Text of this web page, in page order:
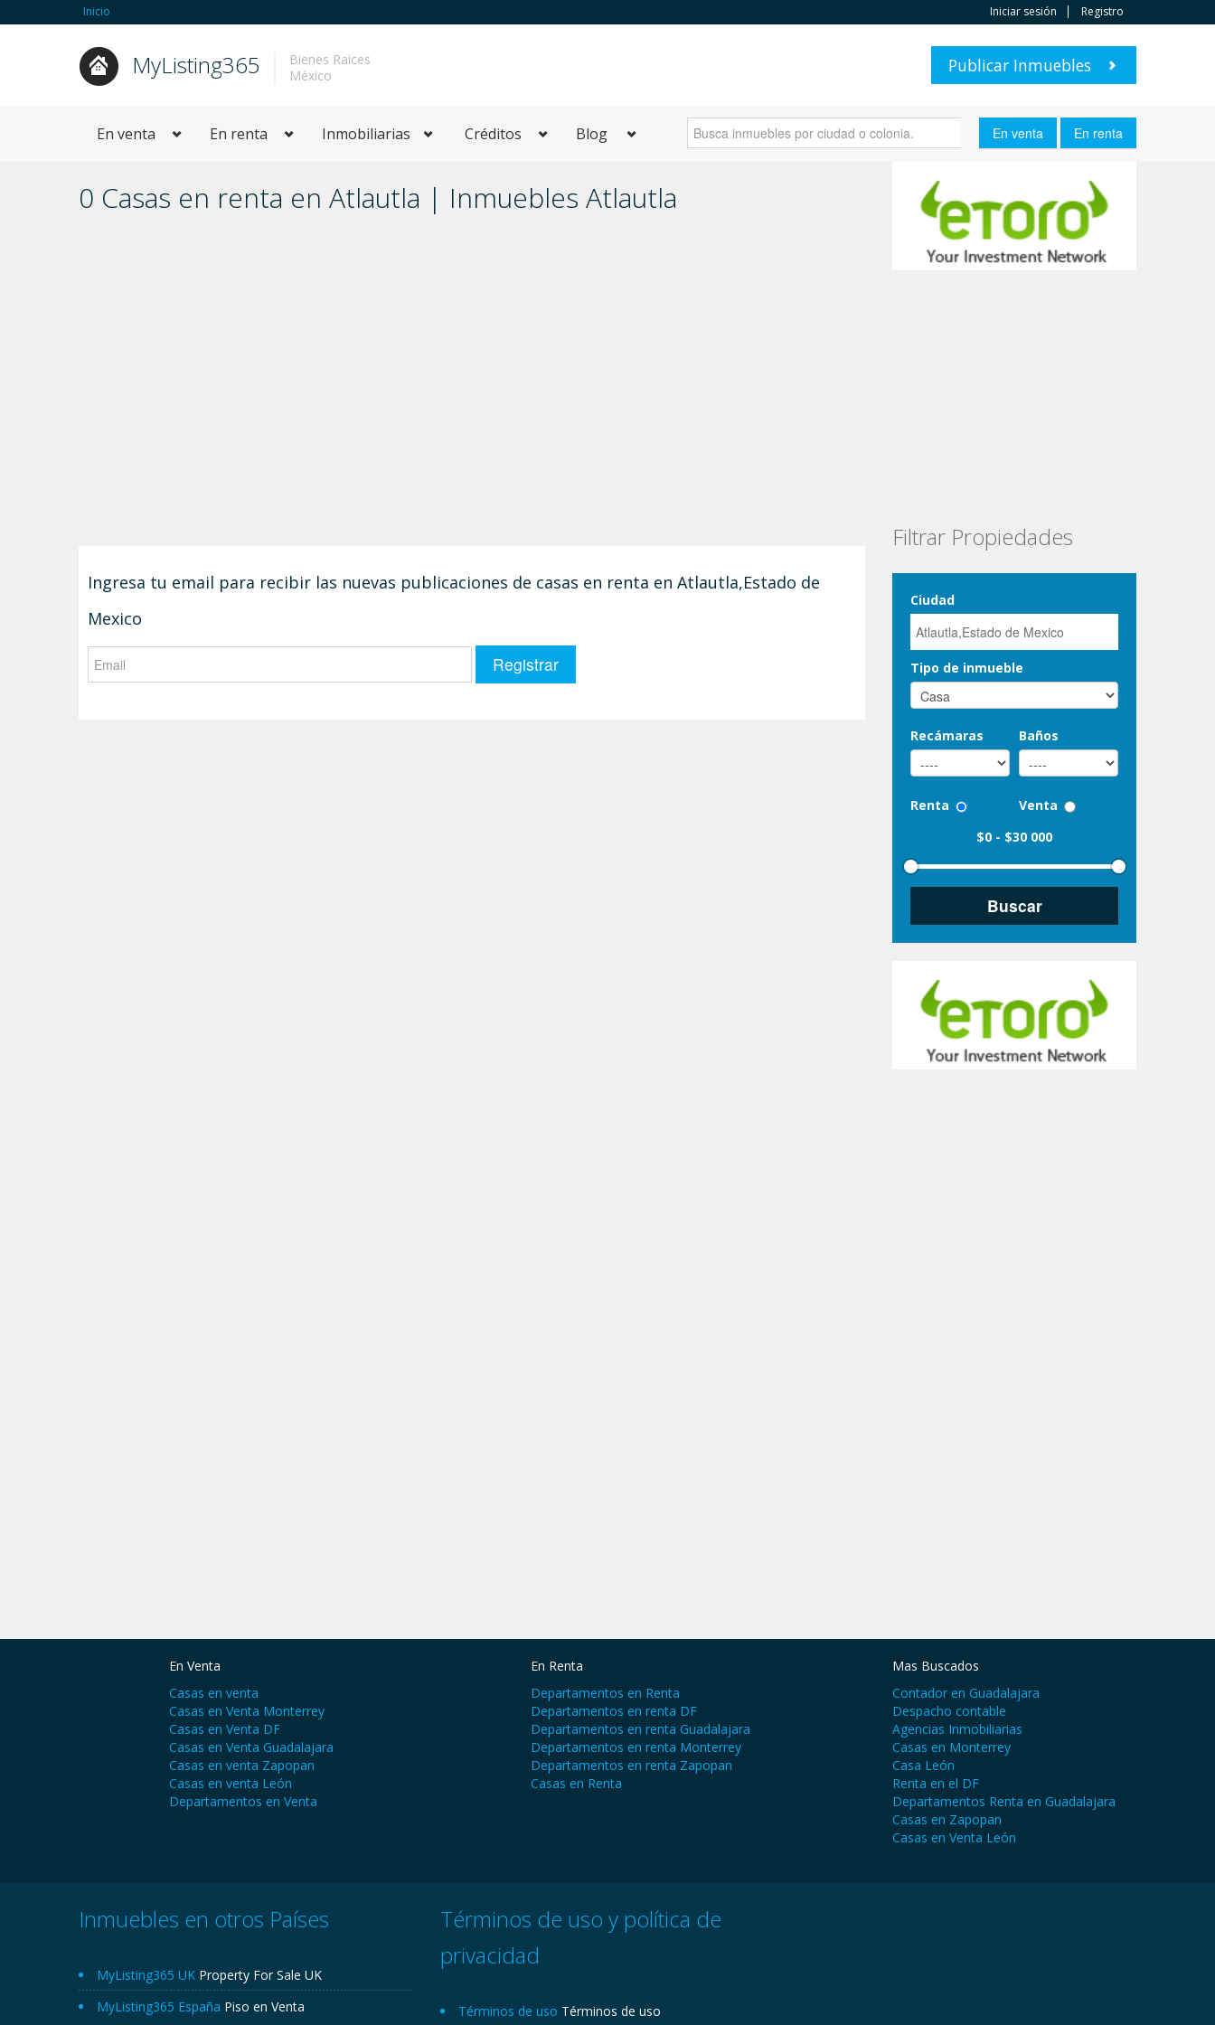
Inicio Iniciar sesión Registro
MyListing365
Bienes Raices
México
Publicar Inmuebles
En venta En renta Inmobiliarias Créditos Blog
0 Casas en renta en Atlautla | Inmuebles Atlautla
Ingresa tu email para recibir las nuevas publicaciones de casas en renta en Atlautla,Estado de
Mexico
Filtrar Propiedades
Ciudad
Tipo de inmueble
Recámaras Baños
Renta
Venta
$0 - $30 000
En Venta
Casas en venta
Casas en Venta Monterrey
Casas en Venta DF
Casas en Venta Guadalajara
Casas en venta Zapopan
Casas en venta León
Departamentos en Venta
En Renta
Departamentos en Renta
Departamentos en renta DF
Departamentos en renta Guadalajara
Departamentos en renta Monterrey
Departamentos en renta Zapopan
Casas en Renta
Mas Buscados
Contador en Guadalajara
Despacho contable
Agencias Inmobiliarias
Casas en Monterrey
Casa León
Renta en el DF
Departamentos Renta en Guadalajara
Casas en Zapopan
Casas en Venta León
Inmuebles en otros Países
MyListing365 UK Property For Sale UK
MyListing365 España Piso en Venta
Términos de uso y política de
privacidad
Términos de uso Términos de uso